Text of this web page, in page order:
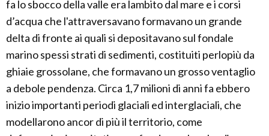
fa lo sbocco della valle era lambito dal mare e i corsi
d’acqua che l'attraversavano formavano un grande
delta di fronte ai quali si depositavano sul fondale
marino spessi strati di sedimenti, costituiti perlopiù da
ghiaie grossolane, che formavano un grosso ventaglio
a debole pendenza. Circa 1,7 milioni di anni fa ebbero
inizio importanti periodi glaciali ed interglaciali, che
modellarono ancor di più il territorio, come